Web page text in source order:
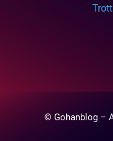
© Gohanblog –